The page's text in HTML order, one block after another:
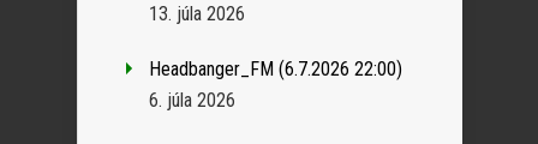
13. júla 2026
Headbanger_FM (6.7.2026 22:00)
6. júla 2026